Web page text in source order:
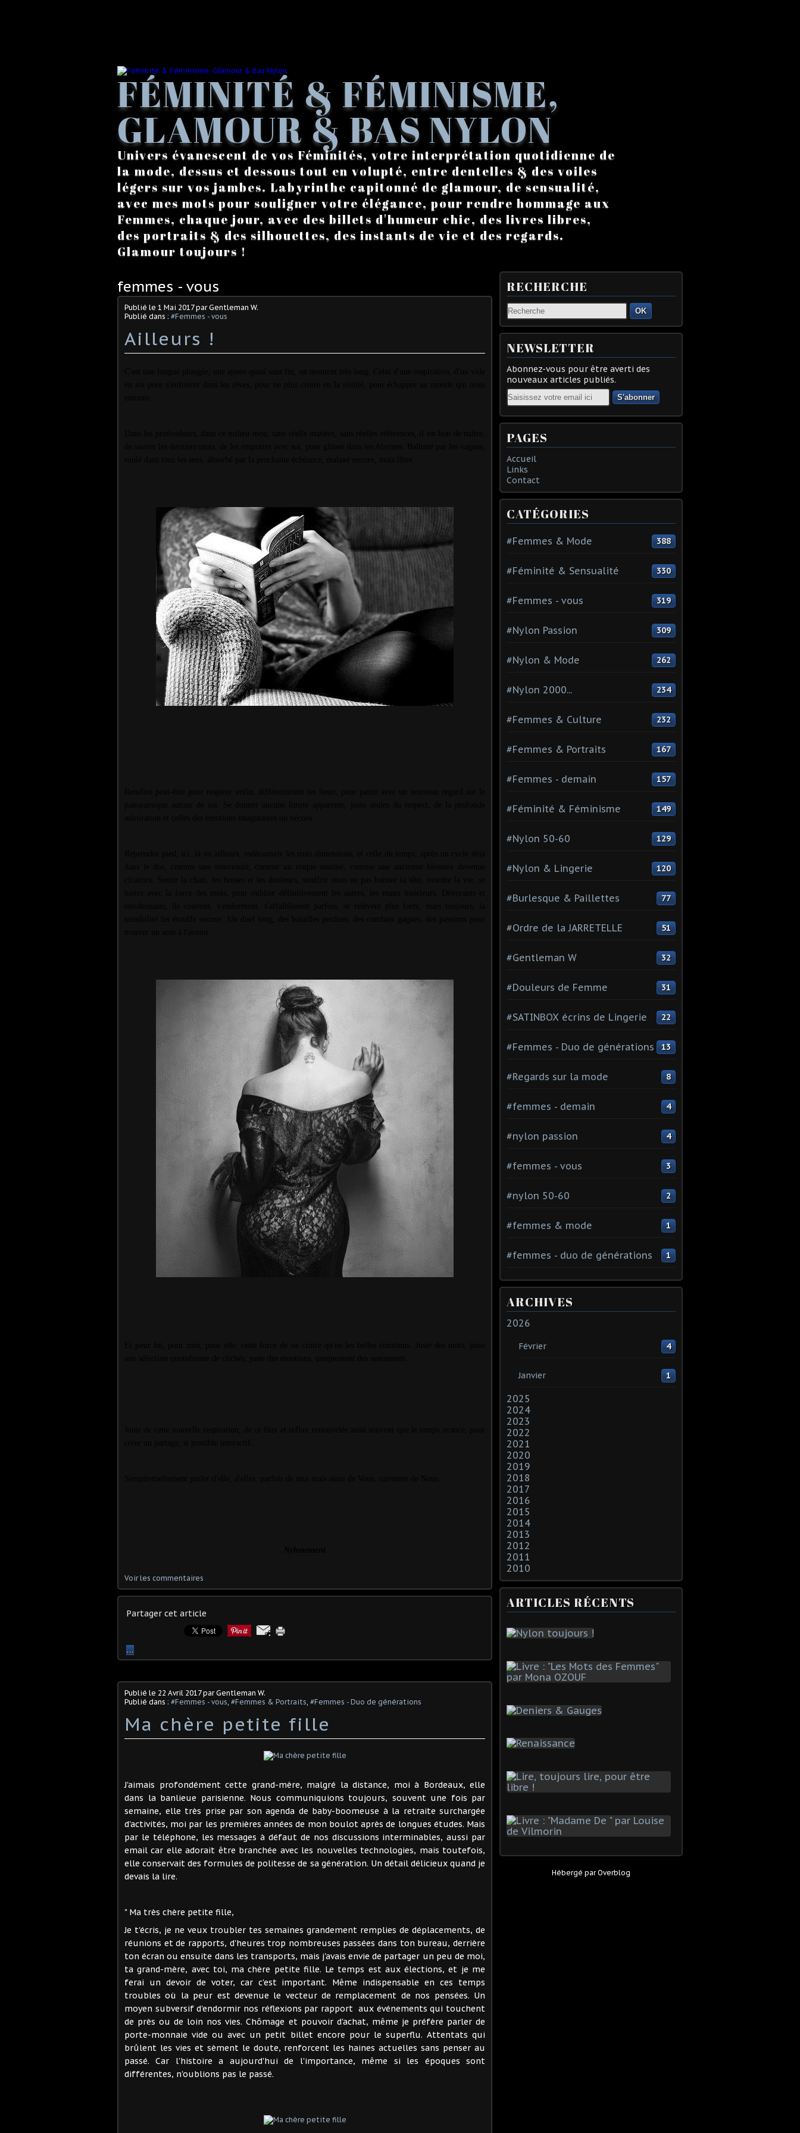
FÉMINITÉ & FÉMINISME,
GLAMOUR & BAS NYLON
Univers évanescent de vos Féminités, votre interprétation quotidienne de
la mode, dessus et dessous tout en volupté, entre dentelles & des voiles
légers sur vos jambes. Labyrinthe capitonné de glamour, de sensualité,
avec mes mots pour souligner votre élégance, pour rendre hommage aux
Femmes, chaque jour, avec des billets d'humeur chic, des livres libres,
des portraits & des silhouettes, des instants de vie et des regards.
Glamour toujours !
femmes - vous
Publié le 1 Mai 2017par Gentleman W.
Publié dans : #Femmes - vous
Ailleurs !
Voir les commentaires
Partager cet article
…
Publié le 22 Avril 2017par Gentleman W.
Publié dans : #Femmes - vous #Femmes & Portraits #Femmes - Duo de générations
Ma chère petite fille
J'aimais profondément cette grand-mère, malgré la distance, moi à Bordeaux, elle
dans la banlieue parisienne. Nous communiquions toujours, souvent une fois par
semaine, elle très prise par son agenda de baby-boomeuse à la retraite surchargée
d'activités, moi par les premières années de mon boulot après de longues études. Mais
par le téléphone, les messages à défaut de nos discussions interminables, aussi par
email car elle adorait être branchée avec les nouvelles technologies, mais toutefois,
elle conservait des formules de politesse de sa génération. Un détail délicieux quand je
devais la lire.
" Ma très chère petite fille,
Je t'écris, je ne veux troubler tes semaines grandement remplies de déplacements, de
réunions et de rapports, d'heures trop nombreuses passées dans ton bureau, derrière
ton écran ou ensuite dans les transports, mais j'avais envie de partager un peu de moi,
ta grand-mère, avec toi, ma chère petite fille. Le temps est aux élections, et je me
ferai un devoir de voter, car c'est important. Même indispensable en ces temps
troubles où la peur est devenue le vecteur de remplacement de nos pensées. Un
moyen subversif d'endormir nos réflexions par rapport aux événements qui touchent
de près ou de loin nos vies. Chômage et pouvoir d'achat, même je préfère parler de
porte-monnaie vide ou avec un petit billet encore pour le superflu. Attentats qui
brûlent les vies et sèment le doute, renforcent les haines actuelles sans penser au
passé. Car l'histoire a aujourd'hui de l'importance, même si les époques sont
différentes, n'oublions pas le passé.
RECHERCHE
OK
NEWSLETTER
Abonnez-vous pour être averti des
nouveaux articles publiés.
Email
PAGES
Accueil
Links
Contact
CATÉGORIES
#Femmes & Mode 388
#Féminité & Sensualité 330
#Femmes - vous 319
#Nylon Passion 309
#Nylon & Mode 262
#Nylon 2000... 234
#Femmes & Culture 232
#Femmes & Portraits 167
#Femmes - demain 157
#Féminité & Féminisme 149
#Nylon 50-60 129
#Nylon & Lingerie 120
#Burlesque & Paillettes 77
#Ordre de la JARRETELLE 51
#Gentleman W 32
#Douleurs de Femme 31
#SATINBOX écrins de Lingerie 22
#Femmes - Duo de générations 13
#Regards sur la mode 8
#femmes - demain 4
#nylon passion 4
#femmes - vous 3
#nylon 50-60 2
#femmes & mode 1
#femmes - duo de générations 1
ARCHIVES
2026
Février 4
Janvier 1
2025
2024
2023
2022
2021
2020
2019
2018
2017
2016
2015
2014
2013
2012
2011
2010
ARTICLES RÉCENTS
Hébergé parOverblog